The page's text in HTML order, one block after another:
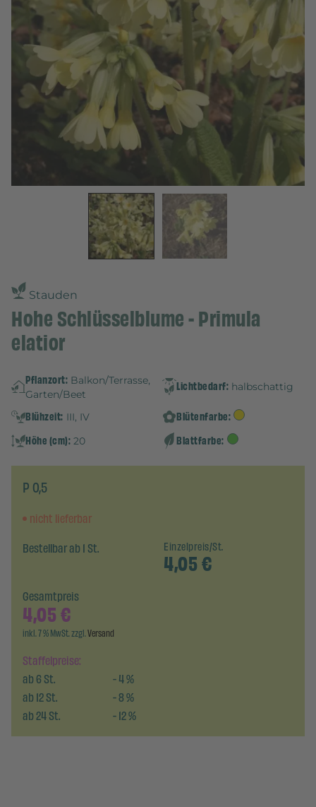
Stauden
Hohe Schlüsselblume - Primula
elatior
Pflanzort: Balkon/Terrasse,
Garten/Beet
Lichtbedarf: halbschattig
Blühzeit: III, IV
Blütenfarbe:
Höhe (cm): 20 Blattfarbe:
P 0,5
nicht lieferbar
Bestellbar ab 1 St.
Einzelpreis/St.
4,05€
Staffelpreise:
ab6St. -4%
ab12St. -8%
ab24St. -12%
Gesamtpreis
4,05€
inkl. 7 % MwSt. zzgl.Versand